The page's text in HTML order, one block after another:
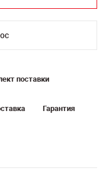
поставки
Гарантия